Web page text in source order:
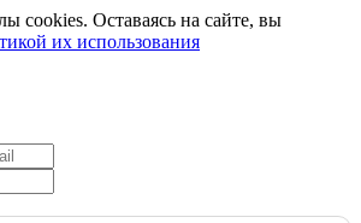
cookies. Оставаясь на сайте, вы
их использования